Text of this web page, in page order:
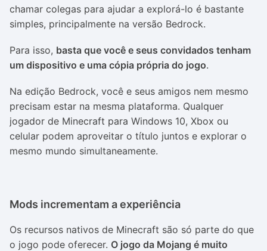
chamar colegas para ajudar a explorá-lo é bastante
simples, principalmente na versão Bedrock.
Para isso, basta que você e seus convidados tenham
um dispositivo e uma cópia própria do jogo.
Na edição Bedrock, você e seus amigos nem mesmo
precisam estar na mesma plataforma. Qualquer
jogador de Minecraft para Windows 10, Xbox ou
celular podem aproveitar o título juntos e explorar o
mesmo mundo simultaneamente.
Mods incrementam a experiência
Os recursos nativos de Minecraft são só parte do que
o jogo pode oferecer. O jogo da Mojang é muito